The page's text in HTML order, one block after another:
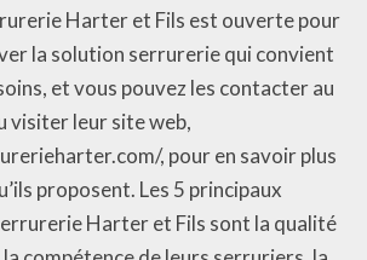
Harter et Fils est ouverte pour
la solution serrurerie qui convient
et vous pouvez les contacter au
visiter leur site web,
, pour en savoir plus
proposent. Les 5 principaux
Harter et Fils sont la qualité